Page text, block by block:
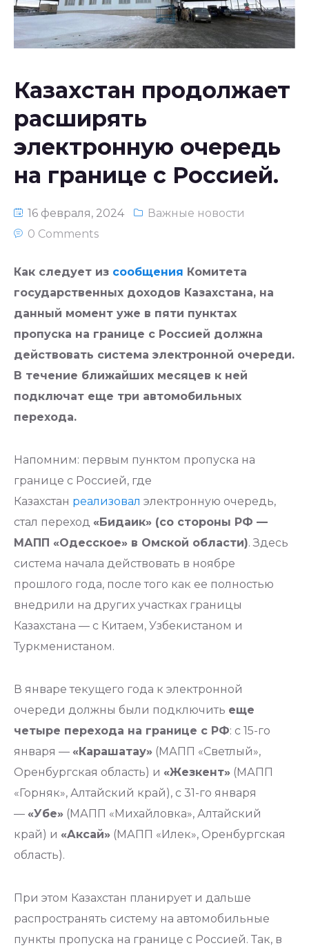
Национальное законодательство
республики Узбекистан
Казахстан продолжает
расширять
электронную очередь
на границе с Россией.
16 февраля, 2024
Важные новости
0 Comments
Как следует из сообщения Комитета
государственных доходов Казахстана, на
данный момент уже в пяти пунктах
пропуска на границе с Россией должна
действовать система электронной очереди.
В течение ближайших месяцев к ней
подключат еще три автомобильных
перехода.
Напомним: первым пунктом пропуска на
границе с Россией, где
Казахстан реализовал электронную очередь,
стал переход «Бидаик» (со стороны РФ —
МАПП «Одесское» в Омской области). Здесь
система начала действовать в ноябре
прошлого года, после того как ее полностью
внедрили на других участках границы
Казахстана — с Китаем, Узбекистаном и
Туркменистаном.
В январе текущего года к электронной
очереди должны были подключить еще
четыре перехода на границе с РФ: с 15-го
января — «Карашатау» (МАПП «Светлый»,
Оренбургская область) и «Жезкент» (МАПП
«Горняк», Алтайский край), с 31-го января
— «Убе» (МАПП «Михайловка», Алтайский
край) и «Аксай» (МАПП «Илек», Оренбургская
область).
При этом Казахстан планирует и дальше
распространять систему на автомобильные
пункты пропуска на границе с Россией. Так, в